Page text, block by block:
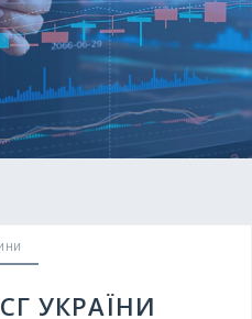
УКРАЇНИ